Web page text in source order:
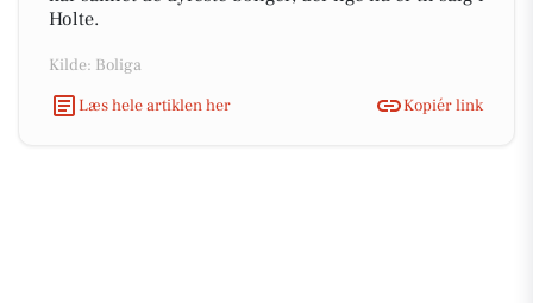
Holte.
Kilde: Boliga
Læs hele artiklen her
Kopiér link